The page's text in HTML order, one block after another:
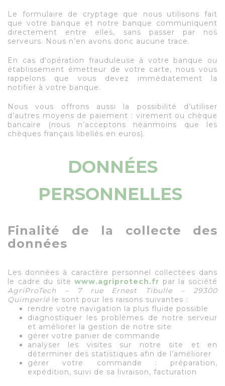
Le formulaire de cryptage que nous utilisons fait
que votre banque et notre banque communiquent
directement entre elles, sans passer par nos
serveurs. Nous n’en avons donc aucune trace.
En cas d'opération frauduleuse à votre banque ou
établissement émetteur de votre carte, nous vous
rappelons que vous devez immédiatement la
notifier à votre banque.
Nous vous offrons aussi la possibilité d’utiliser
d’autres moyens de paiement : virement ou chèque
bancaire (nous n’acceptons néanmoins que les
chèques français libellés en euros).
DONNÉES
PERSONNELLES
Finalité de la collecte des
données
Les données à caractère personnel collectées dans
le cadre du sitewww.agriprotech.fr par la société
AgriProTech – 7 rue Ernest Tibulle – 29300
Quimperlé le sont pour les raisons suivantes :
rendre votre navigation la plus fluide possible
diagnostiquer les problèmes de notre serveur
et améliorer la gestion de notre site
gérer votre panier de commande
analyser les visites sur notre site et en
déterminer des statistiques afin de l’améliorer
gérer votre commande : préparation,
expédition, suivi de sa livraison, facturation